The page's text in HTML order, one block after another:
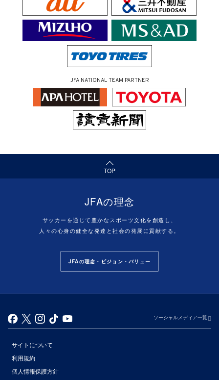
JFA NATIONAL TEAM PARTNER
TOP
（ページの先頭へ）
JFAの理念
サッカーを通じて豊かなスポーツ文化を創造し、
人々の心身の健全な発達と社会の発展に貢献する。
JFAの理念・ビジョン・バリュー
ソーシャルメディア一覧
サイトについて
利用規約
個人情報保護方針